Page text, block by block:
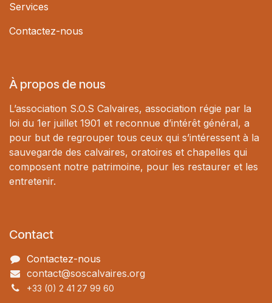
Services
Contactez-nous
À propos de nous
L’association S.O.S Calvaires, association régie par la
loi du 1er juillet 1901 et reconnue d’intérêt général, a
pour but de regrouper tous ceux qui s’intéressent à la
sauvegarde des calvaires, oratoires et chapelles qui
composent notre patrimoine, pour les restaurer et les
entretenir.
Contact
Contactez-nous
contact@soscalvaires.org
+33 (0) 2 41 27 99 60